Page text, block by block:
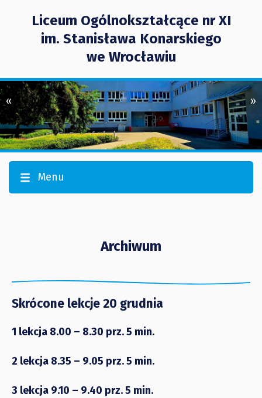
Liceum Ogólnokształcące nr XI
im. Stanisława Konarskiego
we Wrocławiu
« »
Menu
Archiwum
Skrócone lekcje 20 grudnia
1 lekcja 8.00 – 8.30 prz. 5 min.
2 lekcja 8.35 – 9.05 prz. 5 min.
3 lekcja 9.10 – 9.40 prz. 5 min.